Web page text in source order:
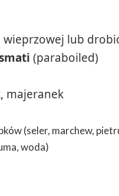
lub
(paraboiled)
majeranek
(seler, marchew,
woda)